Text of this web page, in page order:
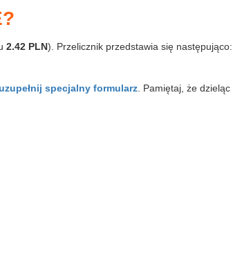
2.42 PLN). Przelicznik przedstawia się
specjalny formularz . Pamiętaj, że